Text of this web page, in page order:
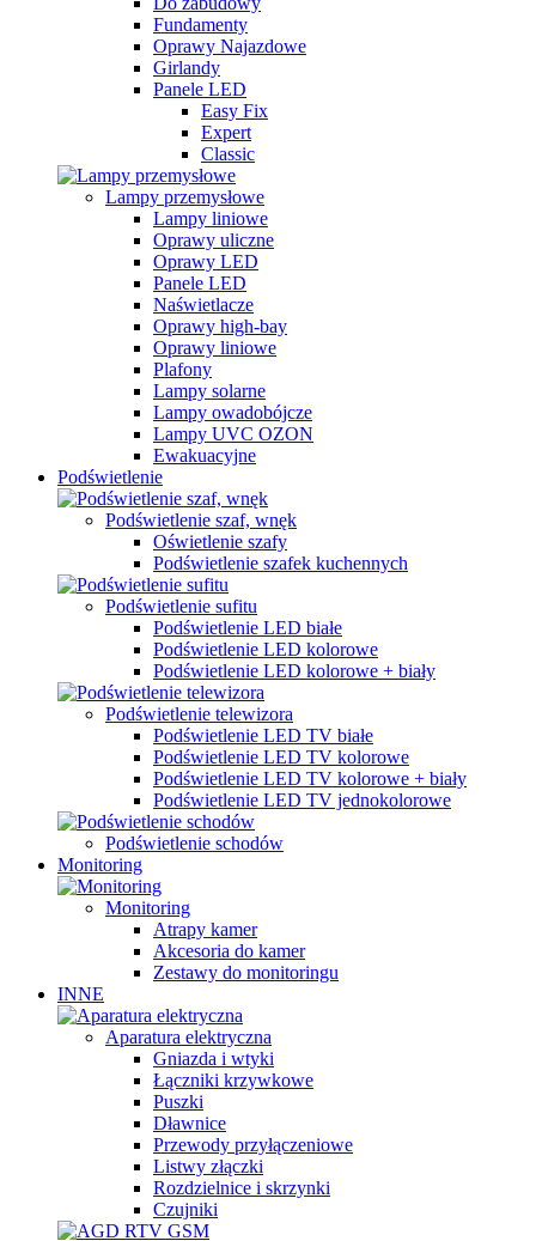
Fundamenty
Oprawy Najazdowe
Girlandy
Panele LED
Easy Fix
Expert
Classic
Lampy przemysłowe
Lampy liniowe
Oprawy uliczne
Oprawy LED
Panele LED
Naświetlacze
Oprawy high-bay
Oprawy liniowe
Plafony
Lampy solarne
Lampy owadobójcze
Lampy UVC OZON
Ewakuacyjne
Podświetlenie
Podświetlenie szaf, wnęk
Oświetlenie szafy
Podświetlenie szafek kuchennych
Podświetlenie sufitu
Podświetlenie LED białe
Podświetlenie LED kolorowe
Podświetlenie LED kolorowe + biały
Podświetlenie telewizora
Podświetlenie LED TV białe
Podświetlenie LED TV kolorowe
Podświetlenie LED TV kolorowe + biały
Podświetlenie LED TV jednokolorowe
Podświetlenie schodów
Monitoring
Monitoring
Atrapy kamer
Akcesoria do kamer
Zestawy do monitoringu
INNE
Aparatura elektryczna
Gniazda i wtyki
Łączniki krzywkowe
Puszki
Dławnice
Przewody przyłączeniowe
Listwy złączki
Rozdzielnice i skrzynki
Czujniki